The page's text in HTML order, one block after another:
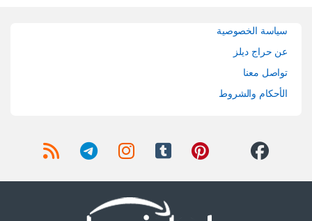
سياسة الخصوصية
عن حراج ديلز
تواصل معنا
الأحكام والشروط